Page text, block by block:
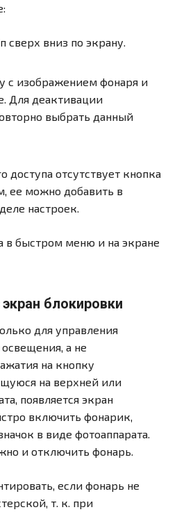
сверх вниз по экрану.
с изображением фонаря и
Для деактивации
выбрать данный
доступа отсутствует кнопка
ее можно добавить в
настроек.
блокировки
для управления
а не
на кнопку
на верхней или
появляется экран
включить фонарик,
в виде фотоаппарата.
и отключить фонарь.
если фонарь не
т. к. при